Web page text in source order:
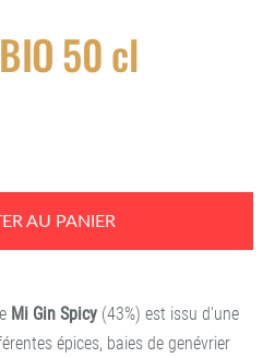
50 cl
AU PANIER
Mi Gin Spicy (43%) est issu d'une
épices, baies de genévrier